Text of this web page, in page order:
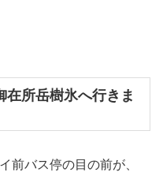
在所岳樹氷へ行きま
前バス停の目の前が、